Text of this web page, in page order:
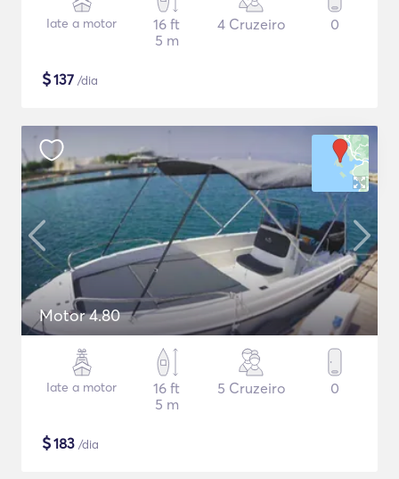
Iate a motor
16 ft
5 m
4 Cruzeiro 0
$137 /dia
Motor 4.80
Iate a motor
16 ft
5 m
5 Cruzeiro 0
$183 /dia